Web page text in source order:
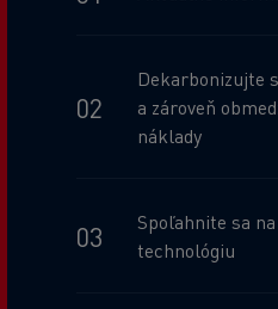
Dekarbonizujte
a zároveň
náklady
Spoľahnite sa
technológiu